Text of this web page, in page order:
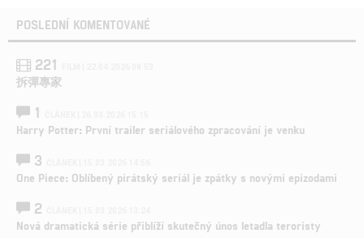
POSLEDNÍ KOMENTOVANÉ
221
拆彈專家
1
Harry Potter: První trailer seriálového zpracování je venku
3
One Piece: Oblíbený pirátský seriál je zpátky s novými epizodami
2
Nová dramatická série přiblíží skutečný únos letadla teroristy